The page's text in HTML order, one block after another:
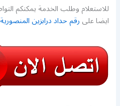
للاستعلام وطلب الخدمة يمكنكم
ايضا علىرقم حداد درابزين المنصورية